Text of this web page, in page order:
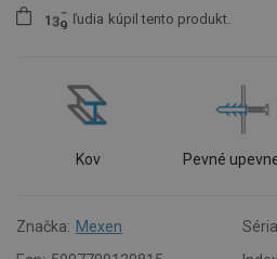
1 39 ľudia kúpil tento produkt.
Kov Pevné
Značka: Mexen